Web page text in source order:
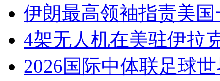
伊朗最高领袖指责美
4架无人机在美驻伊拉
2026国际中体联足球